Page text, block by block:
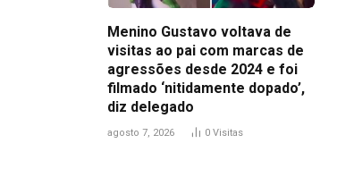
Menino Gustavo voltava de
visitas ao pai com marcas de
agressões desde 2024 e foi
filmado ‘nitidamente dopado’,
diz delegado
agosto 7, 2026 0 Visitas